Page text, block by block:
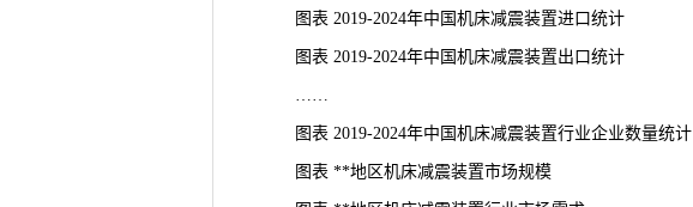
图表 2019-2024年中国机床减震装置进口统计
图表 2019-2024年中国机床减震装置出口统计
……
图表 2019-2024年中国机床减震装置行业企业数量统计
图表 **地区机床减震装置市场规模